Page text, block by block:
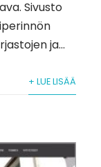
Sivusto
ja...
+ LUE LISÄÄ